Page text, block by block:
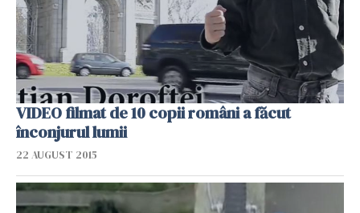
VIDEO filmat de 10 copii români a făcut
înconjurul lumii
22 AUGUST 2015